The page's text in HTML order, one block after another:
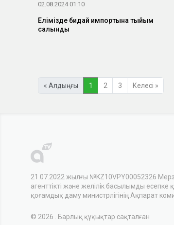
02.08.2024 01:10
Елімізде бидай импортына тыйым
салынды
« Алдыңғы 1 2 3 Келесі »
21.07.2022 жылғы №KZ10VPY00052326
агенттікті және желілік басылымды есепке
қоғамдық даму министрлігінің Ақпарат
© 2026 . Барлық құқықтар сақталған